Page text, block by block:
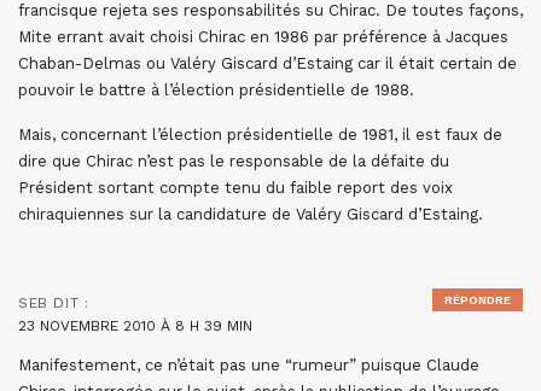
francisque rejeta ses responsabilités su Chirac. De toutes façons,
Mite errant avait choisi Chirac en 1986 par préférence à Jacques
Chaban-Delmas ou Valéry Giscard d’Estaing car il était certain de
pouvoir le battre à l’élection présidentielle de 1988.
Mais, concernant l’élection présidentielle de 1981, il est faux de
dire que Chirac n’est pas le responsable de la défaite du
Président sortant compte tenu du faible report des voix
chiraquiennes sur la candidature de Valéry Giscard d’Estaing.
SEB DIT :
23 NOVEMBRE 2010 À 8 H 39 MIN
Manifestement, ce n’était pas une “rumeur” puisque Claude
RÉPONDRE